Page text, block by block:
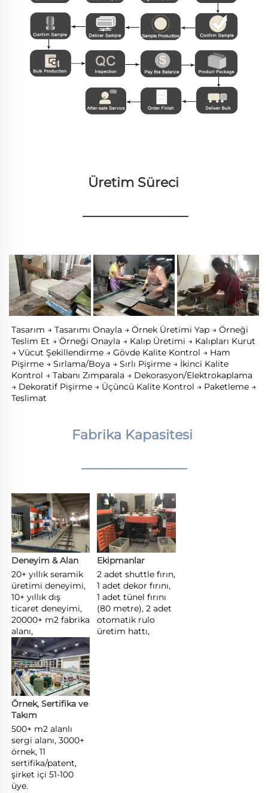
Üretim Süreci
________________
Tasarım → Tasarımı Onayla → Örnek Üretimi Yap → Örneği
Teslim Et → Örneği Onayla → Kalıp Üretimi → Kalıpları Kurut
→ Vücut Şekillendirme → Gövde Kalite Kontrol → Ham
Pişirme → Sırlama/Boya → Sırlı Pişirme → İkinci Kalite
Kontrol → Tabanı Zımparala → Dekorasyon/Elektrokaplama
→ Dekoratif Pişirme → Üçüncü Kalite Kontrol → Paketleme →
Teslimat
Fabrika Kapasitesi
________________
Deneyim & Alan
20+ yıllık seramik
üretimi deneyimi,
10+ yıllık dış
ticaret deneyimi,
20000+ m2 fabrika
alanı,
Ekipmanlar
2 adet shuttle fırın,
1 adet dekor fırını,
1 adet tünel fırını
(80 metre), 2 adet
otomatik rulo
üretim hattı,
Örnek, Sertifika ve
Takım
500+ m2 alanlı
sergi alanı, 3000+
örnek, 11
sertifika/patent,
şirket içi 51-100
üye.